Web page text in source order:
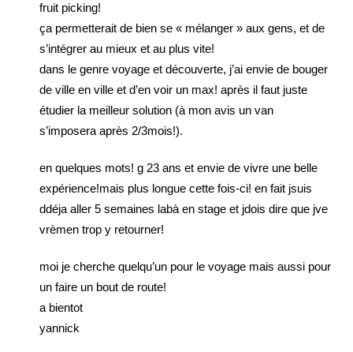
fruit picking!
ça permetterait de bien se « mélanger » aux gens, et de
s’intégrer au mieux et au plus vite!
dans le genre voyage et découverte, j’ai envie de bouger
de ville en ville et d’en voir un max! après il faut juste
étudier la meilleur solution (à mon avis un van
s’imposera après 2/3mois!).
en quelques mots! g 23 ans et envie de vivre une belle
expérience!mais plus longue cette fois-ci! en fait jsuis
ddéja aller 5 semaines labà en stage et jdois dire que jve
vrèmen trop y retourner!
moi je cherche quelqu’un pour le voyage mais aussi pour
un faire un bout de route!
a bientot
yannick